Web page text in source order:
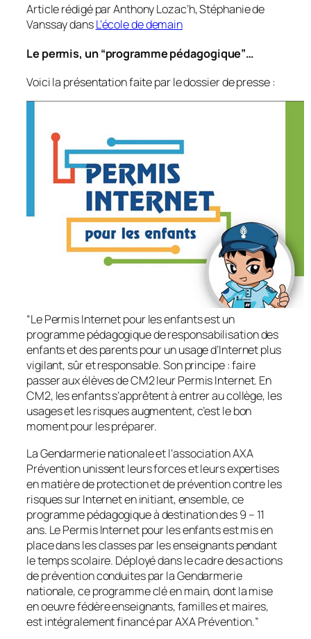
Article rédigé par Anthony Lozac’h, Stéphanie de
Vanssay dansL’école de demain
Le permis, un “programme pédagogique”…
Voici la présentation faite par le dossier de presse :
“Le Permis Internet pour les enfants est un
programme pédagogique de responsabilisation des
enfants et des parents pour un usage d’Internet plus
vigilant, sûr et responsable. Son principe : faire
passer aux élèves de CM2 leur Permis Internet. En
CM2, les enfants s’apprêtent à entrer au collège, les
usages et les risques augmentent, c’est le bon
moment pour les préparer.
La Gendarmerie nationale et l’association AXA
Prévention unissent leurs forces et leurs expertises
en matière de protection et de prévention contre les
risques sur Internet en initiant, ensemble, ce
programme pédagogique à destination des 9 – 11
ans. Le Permis Internet pour les enfants est mis en
place dans les classes par les enseignants pendant
le temps scolaire. Déployé dans le cadre des actions
de prévention conduites par la Gendarmerie
nationale, ce programme clé en main, dont la mise
en oeuvre fédère enseignants, familles et maires,
est intégralement financé par AXA Prévention.”